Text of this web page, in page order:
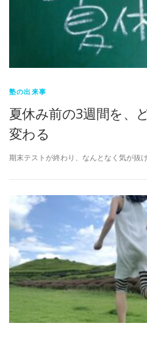
塾の出来事
夏休み前の3週間を、
変わる
期末テストが終わり、なんとなく気が抜